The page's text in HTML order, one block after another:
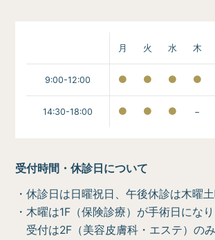
月 火 水 木
9:00-12:00
14:30-18:00 −
受付時間・休診日について
・休診日は日曜祝日、午後休診は木曜
・木曜は1F（保険診療）が手術日にな
受付は2F（美容皮膚科・エステ）の